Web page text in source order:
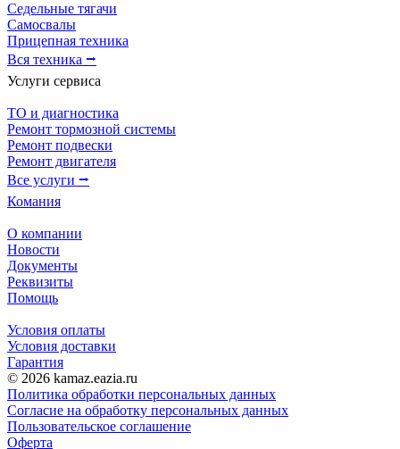
Седельные тягачи
Самосвалы
Прицепная техника
Вся техника ⭢
Услуги сервиса
ТО и диагностика
Ремонт тормозной системы
Ремонт подвески
Ремонт двигателя
Все услуги ⭢
Комания
О компании
Новости
Документы
Реквизиты
Помощь
Условия оплаты
Условия доставки
Гарантия
© 2026 kamaz.eazia.ru
Политика обработки персональных данных
Согласие на обработку персональных данных
Пользовательское соглашение
Оферта